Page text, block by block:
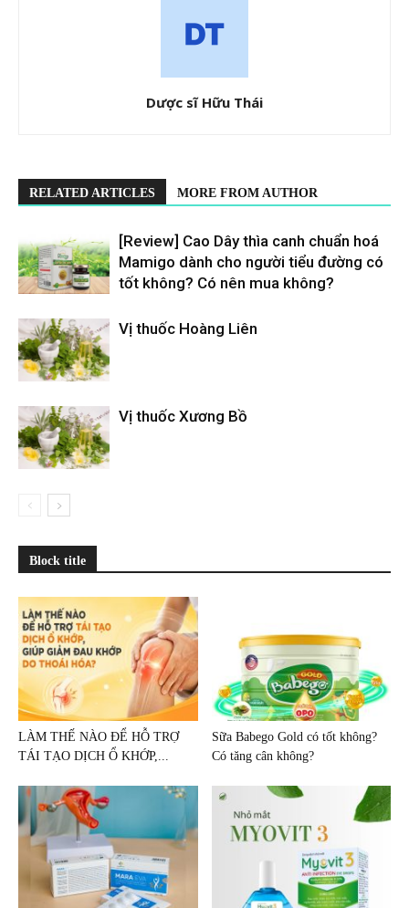
Dược sĩ Hữu Thái
RELATED ARTICLES MORE FROM AUTHOR
[Review] Cao Dây thìa canh chuẩn hoá
Mamigo dành cho người tiểu đường có
tốt không? Có nên mua không?
Vị thuốc Hoàng Liên
Vị thuốc Xương Bồ
Block title
LÀM THẾ NÀO ĐỂ HỖ TRỢ
TÁI TẠO DỊCH Ổ KHỚP,...
Sữa Babego Gold có tốt không?
Có tăng cân không?